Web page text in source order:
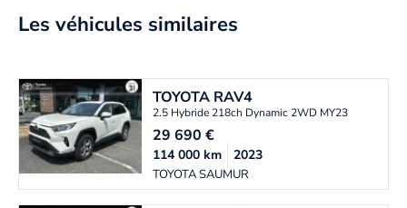
Les véhicules similaires
TOYOTA RAV4
2.5 Hybride 218ch Dynamic 2WD MY23
29 690€
TOYOTA SAUMUR
114 000km 2023